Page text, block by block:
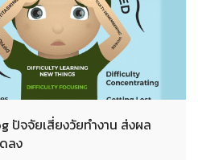
ปัจจัยเสี่ยงวัยทำงาน ส่งผล
ลง